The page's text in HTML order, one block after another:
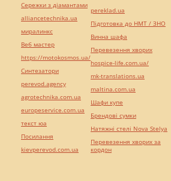
Сережки з діамантами
alliancetechnika.ua
миралинкс
Веб мастер
https://motokosmos.ua/
Синтезатори
perevod.agency
agrotechnika.com.ua
europeservice.com.ua
текст юа
Посилання
kievperevod.com.ua
pereklad.ua
Підготовка до НМТ / ЗНО
Винна шафа
Перевезення хворих
hospice-life.com.ua/
mk-translations.ua
maltina.com.ua
Шафи купе
Брендові сумки
Натяжні стелі Nova Stelya
Перевезення хворих за
кордон